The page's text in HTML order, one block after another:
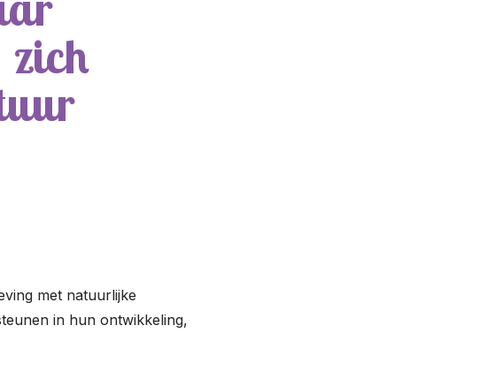
zich
met natuurlijke
in hun ontwikkeling,